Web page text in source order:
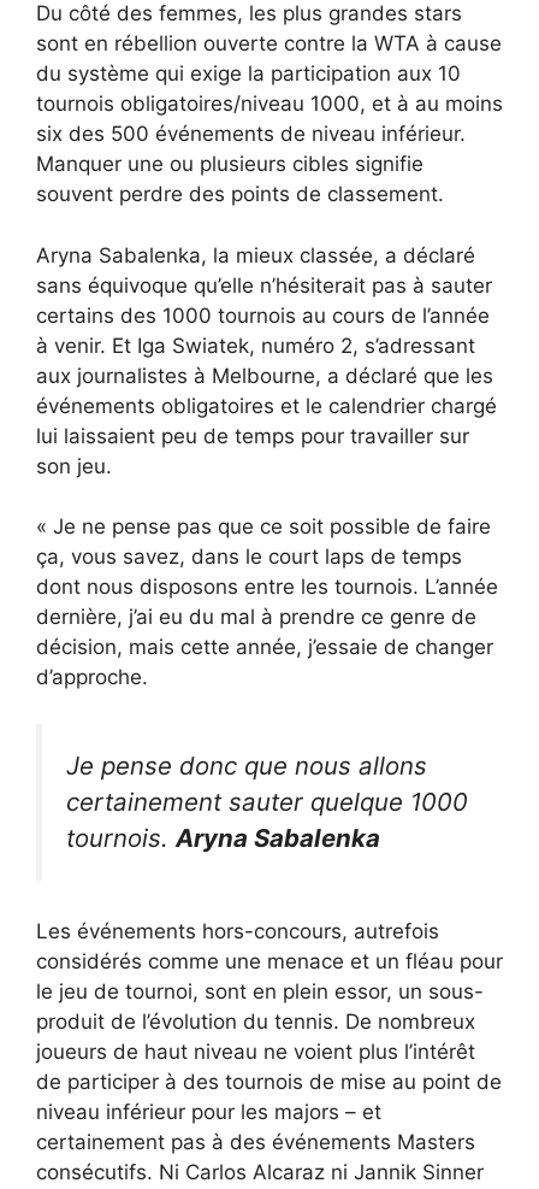
Du côté des femmes, les plus grandes stars
sont en rébellion ouverte contre la WTA à cause
du système qui exige la participation aux 10
tournois obligatoires/niveau 1000, et à au moins
six des 500 événements de niveau inférieur.
Manquer une ou plusieurs cibles signifie
souvent perdre des points de classement.
Aryna Sabalenka, la mieux classée, a déclaré
sans équivoque qu’elle n’hésiterait pas à sauter
certains des 1000 tournois au cours de l’année
à venir. Et Iga Swiatek, numéro 2, s’adressant
aux journalistes à Melbourne, a déclaré que les
événements obligatoires et le calendrier chargé
lui laissaient peu de temps pour travailler sur
son jeu.
« Je ne pense pas que ce soit possible de faire
ça, vous savez, dans le court laps de temps
dont nous disposons entre les tournois. L’année
dernière, j’ai eu du mal à prendre ce genre de
décision, mais cette année, j’essaie de changer
d’approche.
Je pense donc que nous allons
certainement sauter quelque 1000
tournois. Aryna Sabalenka
Les événements hors-concours, autrefois
considérés comme une menace et un fléau pour
le jeu de tournoi, sont en plein essor, un sous-
produit de l’évolution du tennis. De nombreux
joueurs de haut niveau ne voient plus l’intérêt
de participer à des tournois de mise au point de
niveau inférieur pour les majors – et
certainement pas à des événements Masters
consécutifs. Ni Carlos Alcaraz ni Jannik Sinner